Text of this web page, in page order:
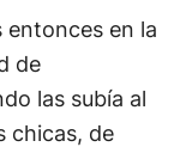
entonces en la
de
las subía al
chicas, de